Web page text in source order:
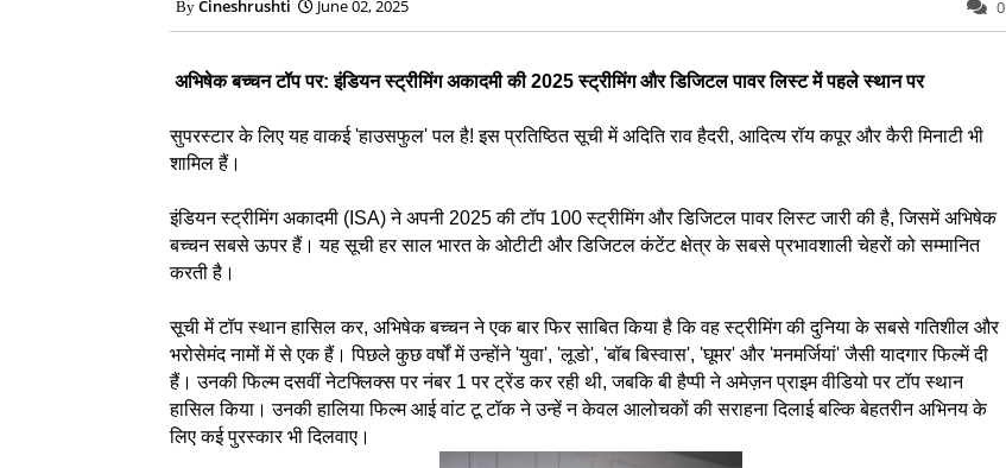
Cineshrushti June 02, 2025 0
अभिषेक बच्चन टॉप पर: इंडियन स्ट्रीमिंग अकादमी की 2025 स्ट्रीमिंग और डिजिटल पावर लिस्ट में पहले स्थान पर
सुपरस्टार के लिए यह वाकई 'हाउसफुल' पल है! इस प्रतिष्ठित सूची में अदिति राव हैदरी, आदित्य रॉय कपूर और कैरी मिनाटी भी
शामिल हैं।
इंडियन स्ट्रीमिंग अकादमी (ISA) ने अपनी 2025 की टॉप 100 स्ट्रीमिंग और डिजिटल पावर लिस्ट जारी की है, जिसमें अभिषेक
बच्चन सबसे ऊपर हैं। यह सूची हर साल भारत के ओटीटी और डिजिटल कंटेंट क्षेत्र के सबसे प्रभावशाली चेहरों को सम्मानित
करती है।
सूची में टॉप स्थान हासिल कर, अभिषेक बच्चन ने एक बार फिर साबित किया है कि वह स्ट्रीमिंग की दुनिया के सबसे गतिशील और
भरोसेमंद नामों में से एक हैं। पिछले कुछ वर्षों में उन्होंने 'युवा', 'लूडो', 'बॉब बिस्वास', 'घूमर' और 'मनमर्जियां' जैसी यादगार फिल्में दी
हैं। उनकी फिल्म दसवीं नेटफ्लिक्स पर नंबर 1 पर ट्रेंड कर रही थी, जबकि बी हैप्पी ने अमेज़न प्राइम वीडियो पर टॉप स्थान
हासिल किया। उनकी हालिया फिल्म आई वांट टू टॉक ने उन्हें न केवल आलोचकों की सराहना दिलाई बल्कि बेहतरीन अभिनय के
लिए कई पुरस्कार भी दिलवाए।